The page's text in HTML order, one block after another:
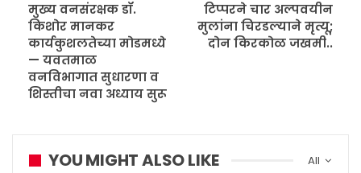
मुख्य वनसंरक्षक डॉ.
किशोर मानकर
कार्यकुशलतेच्या मोडमध्ये
— यवतमाळ
वनविभागात सुधारणा व
शिस्तीचा नवा अध्याय सुरू
टिप्परने चार अल्पवयीन
मुलांना चिरडल्याने मृत्यू;
दोन किरकोळ जखमी..
All
YOU MIGHT ALSO LIKE